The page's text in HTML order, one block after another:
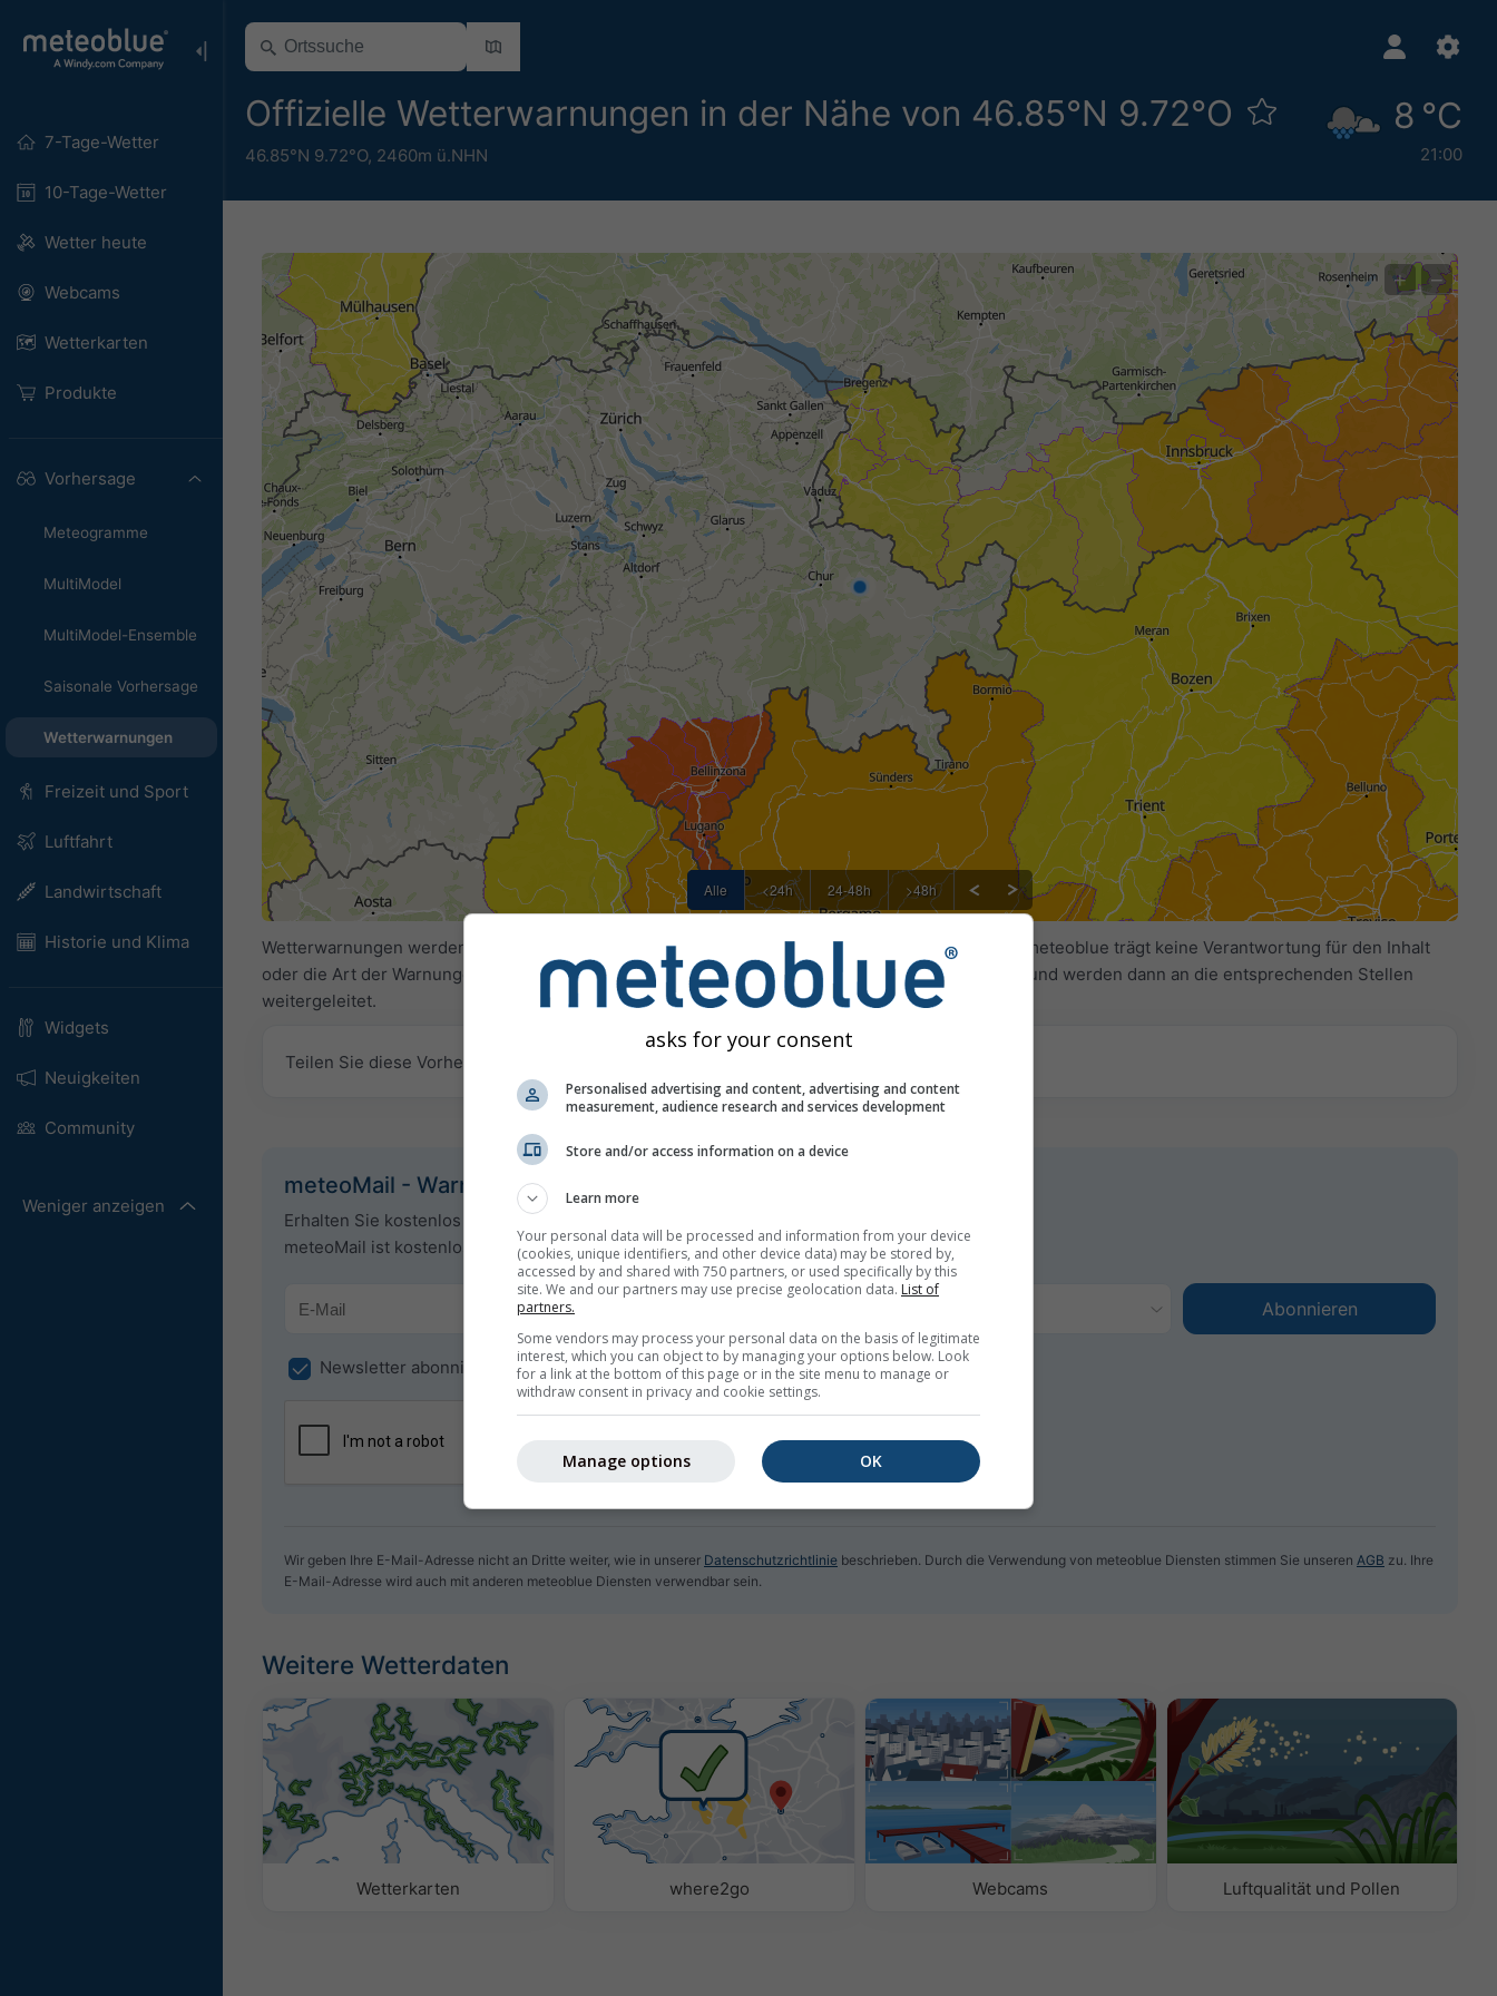
7-Tage-Wetter
10-Tage-Wetter
Wetter heute
Webcams
Wetterkarten
Produkte
Vorhersage
Meteogramme
MultiModel
MultiModel-Ensemble
Saisonale Vorhersage
Wetterwarnungen
Freizeit und Sport
Luftfahrt
Landwirtschaft
Historie und Klima
Widgets
Neuigkeiten
Community
Weniger anzeigen
Offizielle Wetterwarnungen in der Nähe von 46.85°N 9.72°O
46.85°N 9.72°O, 2460m ü.NHN
8 °C
21:00
Alle <24h 24-48h >48h
+ −
Wetterwarnungen werden von mehr als 80 offiziellen Stellen weltweit an meteoblue übermittelt. meteoblue trägt keine Verantwortung für den Inhalt
oder die Art der Warnungen. Probleme können über unserFeedback-Formular
gemeldet werden und werden dann an die entsprechenden Stellen
weitergeleitet.
Teilen Sie diese Vorhersage
meteoMail - Warnings für 46.85°N 9.72°O
Erhalten Sie kostenlos Wetterwarnungen per E-Mail.
meteoMail ist kostenlos und kann jederzeit abbestellt werden.
Newsletter abonnieren
Wir geben Ihre E-Mail-Adresse nicht an Dritte weiter, wie in unserer Datenschutzrichtlinie beschrieben. Durch die Verwendung von meteoblue Diensten stimmen Sie unseren AGB zu. Ihre
E-Mail-Adresse wird auch mit anderen meteoblue Diensten verwendbar sein.
Weitere Wetterdaten
Wetterkarten where2go Webcams Luftqualität und Pollen
asks for your consent
Personalised advertising and content, advertising and content
measurement, audience research and services development
Store and/or access information on a device
Learn more
Your personal data will be processed and information from your device
(cookies, unique identifiers, and other device data) may be stored by,
accessed by and shared with 750 partners, or used specifically by this
site. We and our partners may use precise geolocation data. List of
partners.
Some vendors may process your personal data on the basis of legitimate
interest, which you can object to by managing your options below. Look
for a link at the bottom of this page or in the site menu to manage or
withdraw consent in privacy and cookie settings.
OK
Manage options